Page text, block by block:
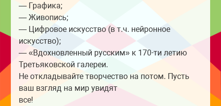
— Графика;
— Живопись;
— Цифровое искусство (в т.ч. нейронное
искусство);
— «Вдохновленный русским» к 170-ти летию
Третьяковской галереи.
Не откладывайте творчество на потом. Пусть
ваш взгляд на мир увидят
все!